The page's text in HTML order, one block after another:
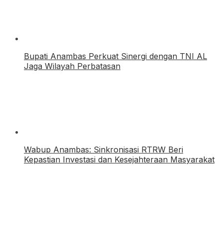
Bupati Anambas Perkuat Sinergi dengan TNI AL
Jaga Wilayah Perbatasan
Wabup Anambas: Sinkronisasi RTRW Beri
Kepastian Investasi dan Kesejahteraan Masyarakat